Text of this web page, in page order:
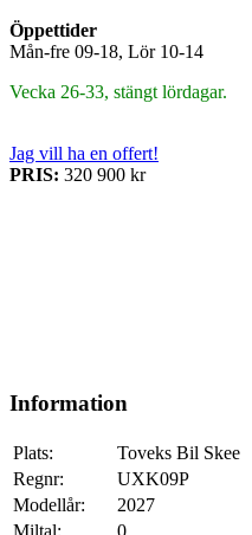
Öppettider
Mån-fre 09-18, Lör 10-14
Vecka 26-33, stängt lördagar.
Jag vill ha en offert!
PRIS: 320 900 kr
Information
Plats:
Toveks Bil Skee
Regnr:
UXK09P
Modellår:
2027
Miltal:
0